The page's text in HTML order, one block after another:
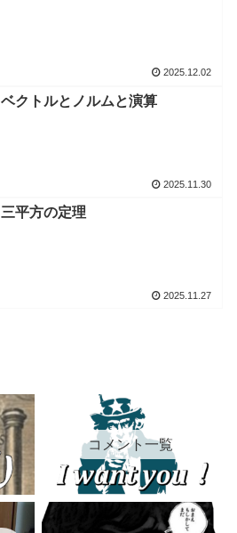
2025.12.02
ベクトルとノルムと演算
2025.11.30
三平方の定理
2025.11.27
コメント一覧